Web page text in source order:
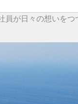
員が日々の想いをつ